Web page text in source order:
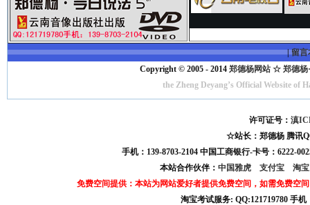
|留言
Copyright © 2005 - 2014 郑德杨网站 ☆ 郑德杨
the Zheng Deyang’s Official Website
许可证号：滇
☆站长：郑德杨 腾讯
手机：139-8703-2104 中国工商银行-卡号：6222-
本站合作伙伴： 中国雅虎 支付宝
淘
免费空间提供：本站为网站爱好者提供免费空间，如需免费空
淘宝考试服务: QQ:121719780 手